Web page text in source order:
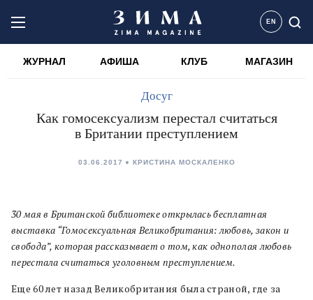
EN
ЖУРНАЛ АФИША КЛУБ МАГАЗИН
Досуг
Как гомосексуализм перестал считаться
в Британии преступлением
03.06.2017 КРИСТИНА МОСКАЛЕНКО
30 мая в Британской библиотеке открылась бесплатная
выставка “Гомосексуальная Великобритания: любовь, закон и
свобода”, которая рассказывает о том, как однополая любовь
перестала считаться уголовным преступлением.
Еще 60 лет назад Великобритания была страной, где за